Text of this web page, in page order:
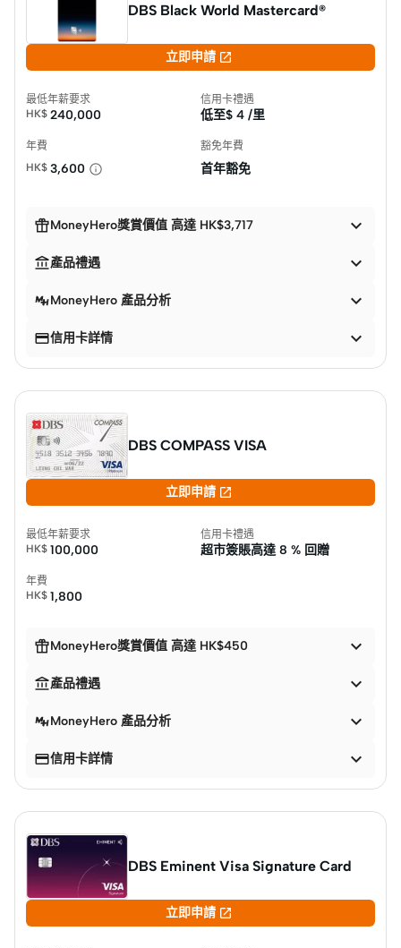
DBS Black World Mastercard®
立即申請 
最低年薪要求
HK$ 240,000
信用卡禮遇
低至$ 4 /里
年費
HK$ 3,600
豁免年費
首年豁免
MoneyHero獎賞價值 高達 HK$3,717 
產品禮遇 
MoneyHero 產品分析 
信用卡詳情 
DBS COMPASS VISA
立即申請 
最低年薪要求
HK$ 100,000
信用卡禮遇
超市簽賬高達 8 % 回贈
年費
HK$ 1,800
MoneyHero獎賞價值 高達 HK$450 
產品禮遇 
MoneyHero 產品分析 
信用卡詳情 
DBS Eminent Visa Signature Card
立即申請 